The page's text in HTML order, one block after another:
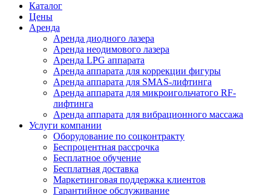
Каталог
Цены
Аренда
Аренда диодного лазера
Аренда неодимового лазера
Аренда LPG аппарата
Аренда аппарата для коррекции фигуры
Аренда аппарата для SMAS-лифтинга
Аренда аппарата для микроигольчатого RF-
лифтинга
Аренда аппарата для вибрационного массажа
Услуги компании
Оборудование по соцконтракту
Беспроцентная рассрочка
Бесплатное обучение
Бесплатная доставка
Маркетинговая поддержка клиентов
Гарантийное обслуживание